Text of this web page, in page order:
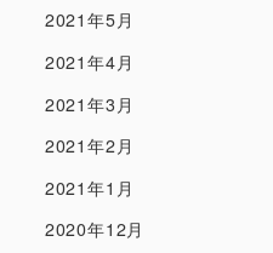
2021年5月
2021年4月
2021年3月
2021年2月
2021年1月
2020年12月